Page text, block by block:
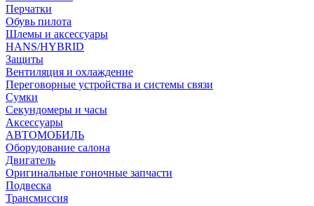
Перчатки
Обувь пилота
Шлемы и аксессуары
HANS/HYBRID
Защиты
Вентиляция и охлаждение
Переговорные устройства и системы связи
Сумки
Секундомеры и часы
Аксессуары
АВТОМОБИЛЬ
Оборудование салона
Двигатель
Оригинальные гоночные запчасти
Подвеска
Трансмиссия